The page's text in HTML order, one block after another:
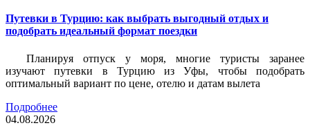
Путевки в Турцию: как выбрать выгодный отдых и
подобрать идеальный формат поездки
Планируя отпуск у моря, многие туристы заранее
изучают путевки в Турцию из Уфы, чтобы подобрать
оптимальный вариант по цене, отелю и датам вылета
Подробнее
04.08.2026